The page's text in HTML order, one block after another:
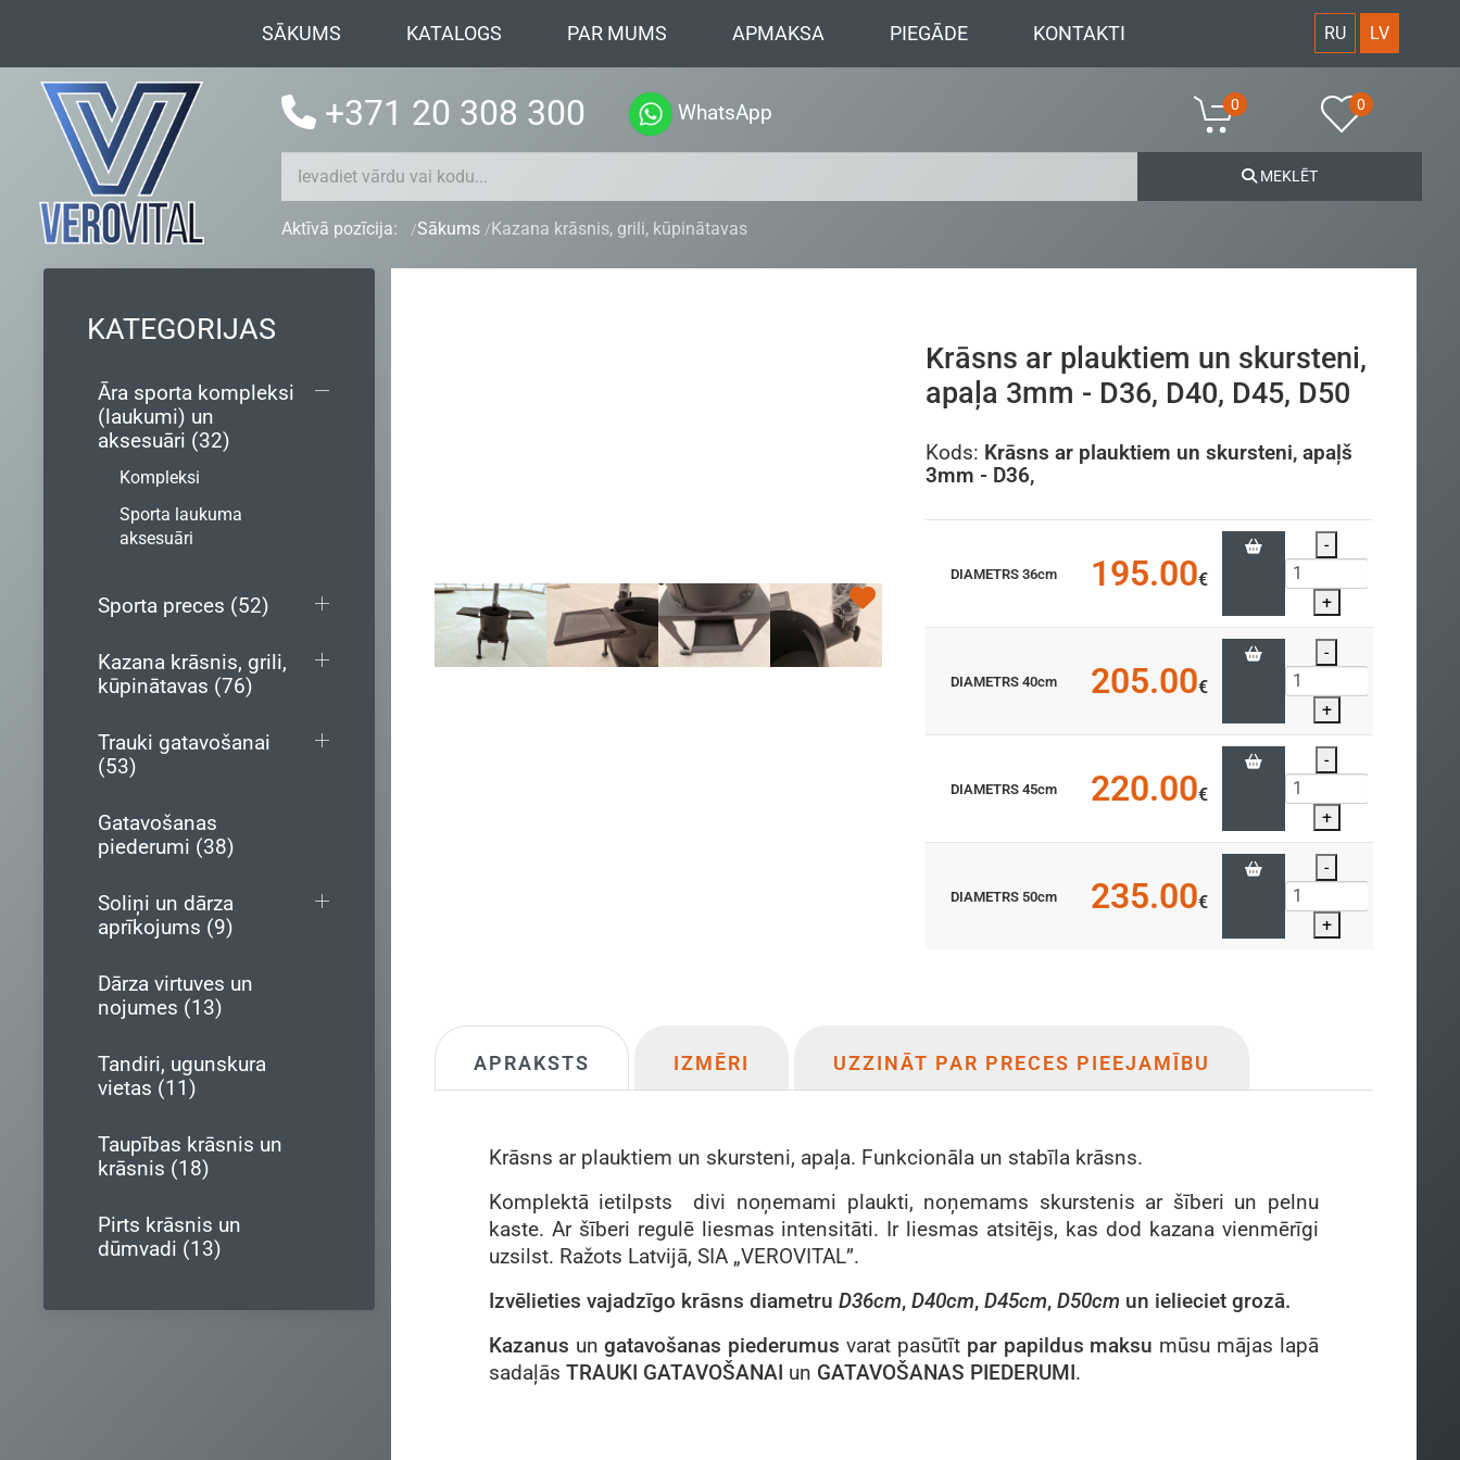
SĀKUMS KATALOGS PAR MUMS APMAKSA PIEGĀDE KONTAKTI RU LV
+371 20 308 300 WhatsApp 0 0
MEKLĒT
Aktīvā pozīcija: Sākums Kazana krāsnis, grili, kūpinātavas
KATEGORIJAS
Āra sporta kompleksi
(laukumi) un
aksesuāri (32)
Kompleksi
Sporta laukuma
aksesuāri
Sporta preces (52)
Kazana krāsnis, grili,
kūpinātavas (76)
Trauki gatavošanai
(53)
Gatavošanas
piederumi (38)
Soliņi un dārza
aprīkojums (9)
Dārza virtuves un
nojumes (13)
Tandiri, ugunskura
vietas (11)
Taupības krāsnis un
krāsnis (18)
Pirts krāsnis un
dūmvadi (13)
Krāsns ar plauktiem un skursteni,
apaļa 3mm - D36, D40, D45, D50
Kods: Krāsns ar plauktiem un skursteni, apaļš
3mm - D36,
DIAMETRS 36cm 195.00€
-
+
DIAMETRS 40cm 205.00€
-
+
DIAMETRS 45cm 220.00€
-
+
DIAMETRS 50cm 235.00€
-
+
APRAKSTS IZMĒRI UZZINĀT PAR PRECES PIEEJAMĪBU
Krāsns ar plauktiem un skursteni, apaļa. Funkcionāla un stabīla krāsns.
Komplektā ietilpsts divi noņemami plaukti, noņemams skurstenis ar šīberi un pelnu
kaste. Ar šīberi regulē liesmas intensitāti. Ir liesmas atsitējs, kas dod kazana vienmērīgi
uzsilst. Ražots Latvijā, SIA „VEROVITAL”.
Izvēlieties vajadzīgo krāsns diametru D36cm, D40cm, D45cm, D50cm un ielieciet grozā.
Kazanus ungatavošanas piederumus varat pasūtīt par papildus maksu mūsu mājas lapā
sadaļās TRAUKI GATAVOŠANAI un GATAVOŠANAS PIEDERUMI.